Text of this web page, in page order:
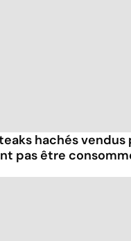
hachés vendus
pas être